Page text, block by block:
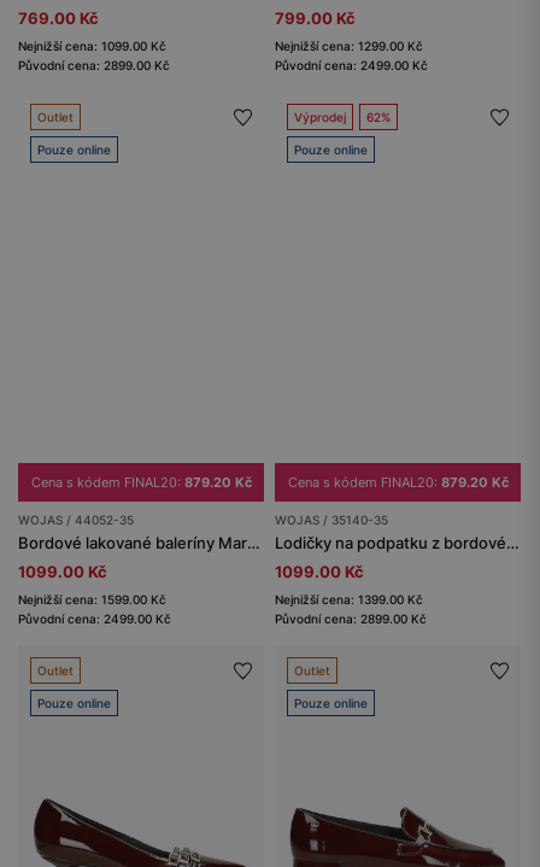
769.00 Kč
Nejnižší cena: 1099.00 Kč
Původní cena: 2899.00 Kč
799.00 Kč
Nejnižší cena: 1299.00 Kč
Původní cena: 2499.00 Kč
Outlet
Pouze online
Cena s kódem FINAL20: 879.20 Kč
WOJAS / 44052-35
Bordové lakované baleríny Mary Jane s dvěma pásky přes nárt
1099.00 Kč
Nejnižší cena: 1599.00 Kč
Původní cena: 2499.00 Kč
Výprodej 62%
Pouze online
Cena s kódem FINAL20: 879.20 Kč
WOJAS / 35140-35
Lodičky na podpatku z bordové lakované kůže
1099.00 Kč
Nejnižší cena: 1399.00 Kč
Původní cena: 2899.00 Kč
Outlet
Pouze online
Outlet
Pouze online